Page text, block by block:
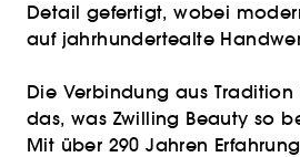
Detail gefertigt, wobei
auf jahrhundertealte
Die Verbindung aus
das, was Zwilling Beauty so
Mit über 290 Jahren